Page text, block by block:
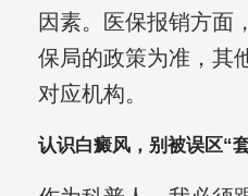
因素。医保报销方面
保局的政策为准，其
对应机构。
认识白癜风，别被误区“